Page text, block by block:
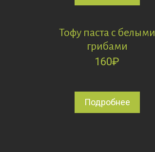
Тофу паста с белыми
грибами
160₽
Подробнее